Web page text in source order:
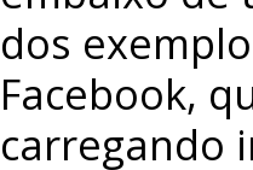
dos
Facebook,
carregando